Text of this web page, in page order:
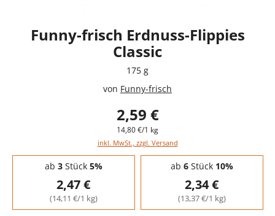
Funny-frisch Erdnuss-Flippies
Classic
175 g
von Funny-frisch
2,59 €
14,80 €/1 kg
inkl. MwSt., zzgl. Versand
Staffelpreise - Mengenrabatt
ab 3Stück 5%
2,47 €
(14,11 €/1 kg)
ab 6Stück 10%
2,34 €
(13,37 €/1 kg)